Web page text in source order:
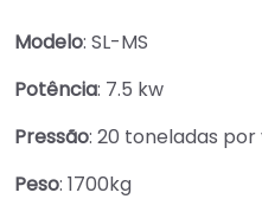
Modelo: SL-MS
Potência: 7.5 kw
Pressão: 20 toneladas por
Peso: 1700kg